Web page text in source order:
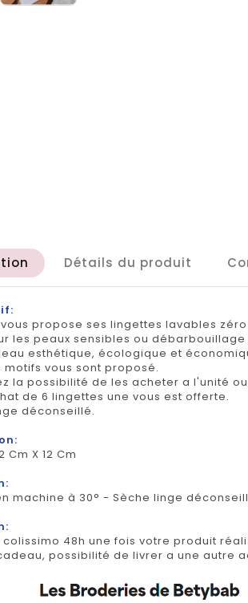
Détails du produit
propose ses lingettes lavables
les peaux sensibles ou
esthétique, écologique et
motifs vous sont proposé.
la possibilité de les acheter a l'unité
de 6 lingettes une vous est offerte.
déconseillé.
Cm X 12 Cm
machine à 30° - Sèche linge
colissimo 48h une fois votre produit
possibilité de livrer a une autre